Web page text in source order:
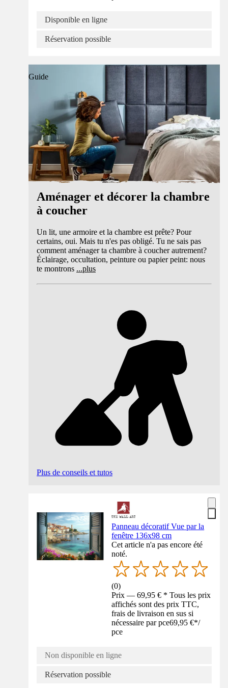
Disponible en ligne
Réservation possible
Guide
Aménager et décorer la chambre
à coucher
Un lit, une armoire et la chambre est prête? Pour
certains, oui. Mais tu n'es pas obligé. Tu ne sais pas
comment aménager ta chambre à coucher autrement?
Éclairage, occultation, peinture ou papier peint: nous
te montrons ...plus
Plus de conseils et tutos
Panneau décoratif Vue par la
fenêtre 136x98 cm
Cet article n'a pas encore été
noté.
(0)
Prix — 69,95 € * Tous les prix
affichés sont des prix TTC,
frais de livraison en sus si
nécessaire par pce69,95 €*/
pce
Non disponible en ligne
Réservation possible